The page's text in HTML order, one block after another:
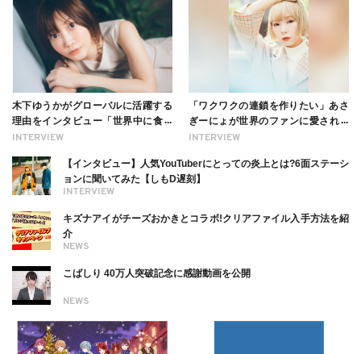
INTERVIEW
木下ゆうかがグローバルに活躍する
理由をインタビュー「世界中に食べ
る幸せを伝えたい」新事務所加入に
INTERVIEW
「ワクワクの連鎖を作りたい」あさ
ぎーにょが世界のファンに愛される
理由【インタビュー】
INTERVIEW
【インタビュー】人気YouTuberにとっての炎上とは?6面ステーシ
ョンに聞いてみた【しもD遅刻】
NEWS
キズナアイがチーズおかきとコラボ!クリアファイル入手方法を紹
介
NEWS
こばしり 40万人突破記念に感謝動画を公開